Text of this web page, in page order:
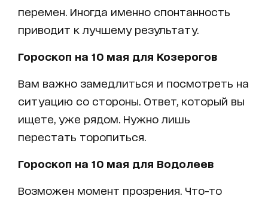
перемен. Иногда именно спонтанность
приводит к лучшему результату.
Гороскоп на 10 мая для Козерогов
Вам важно замедлиться и посмотреть на
ситуацию со стороны. Ответ, который вы
ищете, уже рядом. Нужно лишь
перестать торопиться.
Гороскоп на 10 мая для Водолеев
Возможен момент прозрения. Что-то